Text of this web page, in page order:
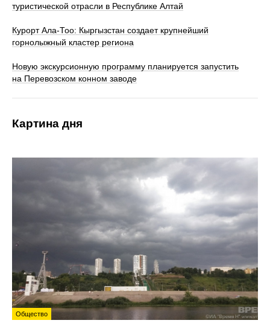
туристической отрасли в Республике Алтай
Курорт Ала-Тоо: Кыргызстан создает крупнейший
горнолыжный кластер региона
Новую экскурсионную программу планируется запустить
на Перевозском конном заводе
Картина дня
Общество